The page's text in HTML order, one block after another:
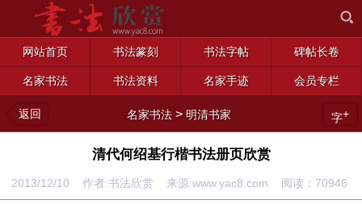
网站首页 书法篆刻 书法字帖 碑帖长卷
名家书法 书法资料 名家手迹 会员专栏
返回 名家书法 > 明清书家 字+
清代何绍基行楷书法册页欣赏
2013/12/10 作者:书法欣赏 来源:www.yac8.com 阅读： 70946